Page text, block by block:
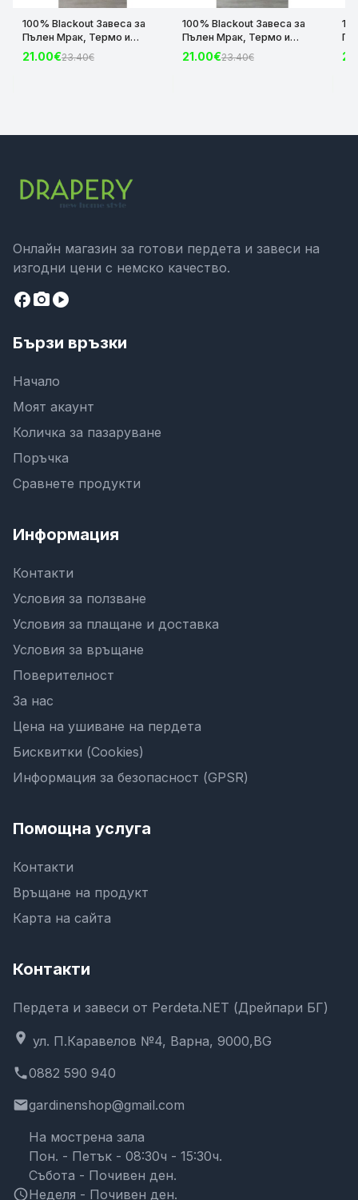
100% Blackout Завеса за
Пълен Мрак, Термо и
Шумоизолираща с коланче
цвят Крем, 175х140 и
21.00€23.40€
100% Blackout Завеса за
Пълен Мрак, Термо и
Шумоизолираща с коланче
цвят Сив, 175х140 и
21.00€23.40€
Онлайн магазин за готови пердета и завеси на
изгодни цени с немско качество.
facebookcamera_altplay_circle
Бързи връзки
Начало
Моят акаунт
Количка за пазаруване
Поръчка
Сравнете продукти
Информация
Контакти
Условия за ползване
Условия за плащане и доставка
Условия за връщане
Поверителност
За нас
Цена на ушиване на пердета
Бисквитки (Cookies)
Информация за безопасност (GPSR)
Помощна услуга
Контакти
Връщане на продукт
Карта на сайта
Контакти
Пердета и завеси от Perdeta.NET (Дрейпари БГ)
location_on ул. П.Каравелов №4, Варна, 9000,BG
phone0882 590 940
emailgardinenshop@gmail.com
schedule
На мострена зала
Пон. - Петък - 08:30ч - 15:30ч.
Събота - Почивен ден.
Неделя - Почивен ден.